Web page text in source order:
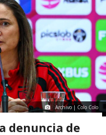
Archivo | Colo Colo
denuncia de